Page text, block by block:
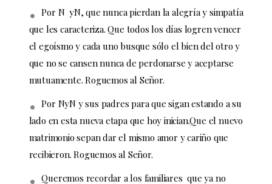
Por N yN, que nunca pierdan la alegría y simpatía
que les caracteriza. Que todos los días logren vencer
el egoísmo y cada uno busque sólo el bien del otro y
que no se cansen nunca de perdonarse y aceptarse
mutuamente. Roguemos al Señor.
Por NyN y sus padres para que sigan estando a su
lado en esta nueva etapa que hoy inician.Que el nuevo
matrimonio sepan dar el mismo amor y cariño que
recibieron. Roguemos al Señor.
Queremos recordar a los familiares que ya no